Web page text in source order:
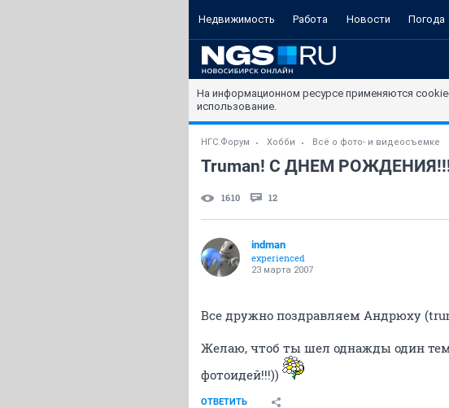
Недвижимость Работа Новости Погода
На информационном ресурсе применяются
использование.
НГС.Форум Хобби Всё о фото- и видеосъемке
Truman! С ДНЕМ
1610 12
indman
experienced
23 марта 2007
Все дружно поздравляем Андрюху
Желаю, чтоб ты шел однажды один
фотоидей!!!))
ОТВЕТИТЬ